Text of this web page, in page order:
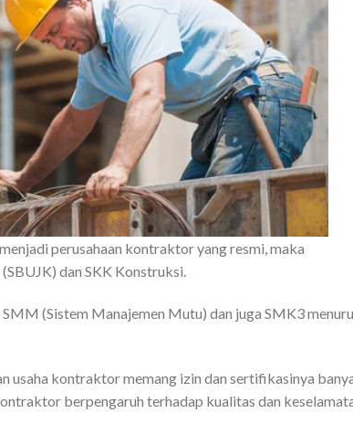
perusahaan kontraktor yang resmi, maka
dan SKK Konstruksi.
(Sistem Manajemen Mutu) dan juga SMK3
usaha kontraktor memang izin dan sertifikasinya
berpengaruh terhadap kualitas dan